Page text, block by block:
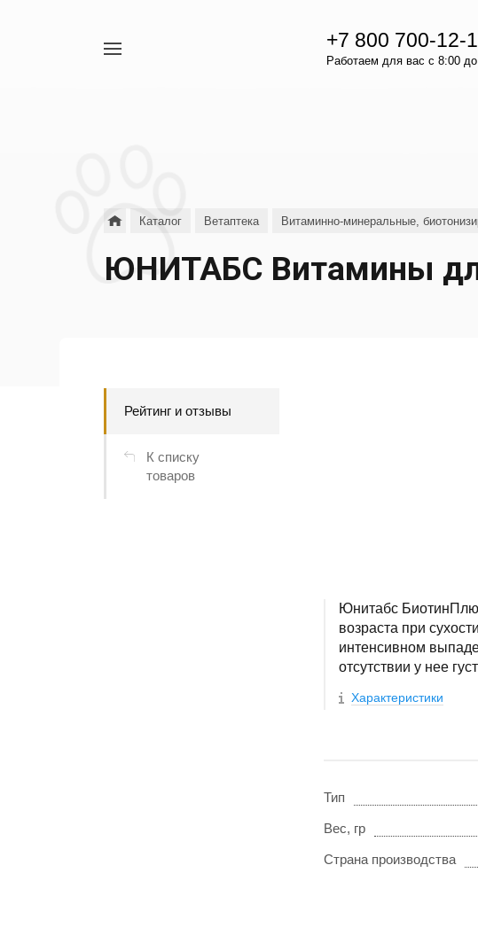
+7 800 700-12-
Работаем для вас с 8:00
Каталог Ветаптека Витаминно-минеральные,
ЮНИТАБС Витамины
Рейтинг и отзывы
К списку
товаров
Юнитабс
возраста при
интенсивном
отсутствии у нее
Характеристики
Тип
Вес, гр
Страна производства